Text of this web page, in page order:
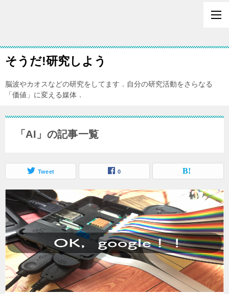
そうだ!研究しよう
脳波やカオスなどの研究をしてます．自分の研究活動をさらなる
「価値」に変える媒体．
「AI」の記事一覧
Tweet 0